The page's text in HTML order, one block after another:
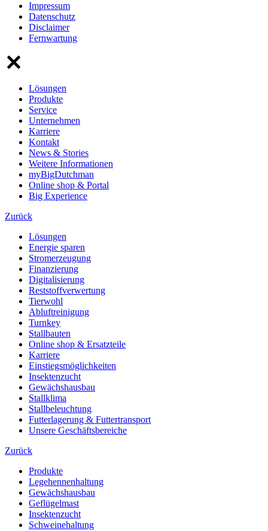
Impressum
Datenschutz
Disclaimer
Fernwartung
Lösungen
Produkte
Service
Unternehmen
Karriere
Kontakt
News & Stories
Weitere Informationen
myBigDutchman
Online shop & Portal
Big Experience
Zurück
Lösungen
Energie sparen
Stromerzeugung
Finanzierung
Digitalisierung
Reststoffverwertung
Tierwohl
Abluftreinigung
Turnkey
Stallbauten
Online shop & Ersatzteile
Karriere
Einstiegsmöglichkeiten
Insektenzucht
Gewächshausbau
Stallklima
Stallbeleuchtung
Futterlagerung & Futtertransport
Unsere Geschäftsbereiche
Zurück
Produkte
Legehennenhaltung
Gewächshausbau
Geflügelmast
Insektenzucht
Schweinehaltung